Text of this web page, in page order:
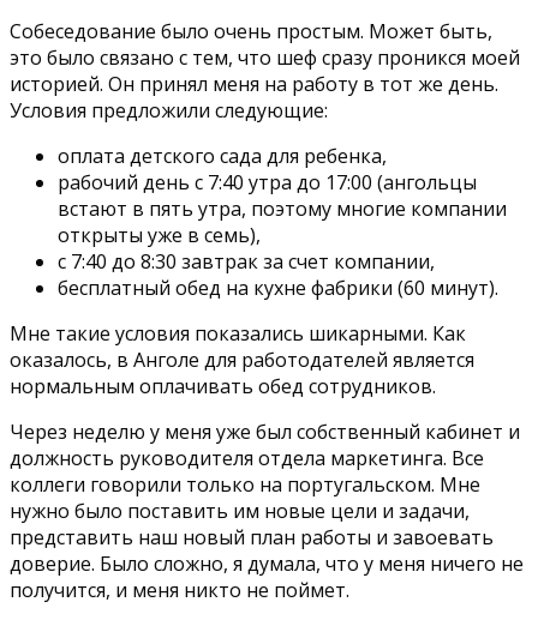
Собеседование было очень простым. Может быть,
это было связано с тем, что шеф сразу проникся моей
историей. Он принял меня на работу в тот же день.
Условия предложили следующие:
оплата детского сада для ребенка,
рабочий день с 7:40 утра до 17:00 (ангольцы
встают в пять утра, поэтому многие компании
открыты уже в семь),
с 7:40 до 8:30 завтрак за счет компании,
бесплатный обед на кухне фабрики (60 минут).
Мне такие условия показались шикарными. Как
оказалось, в Анголе для работодателей является
нормальным оплачивать обед сотрудников.
Через неделю у меня уже был собственный кабинет и
должность руководителя отдела маркетинга. Все
коллеги говорили только на португальском. Мне
нужно было поставить им новые цели и задачи,
представить наш новый план работы и завоевать
доверие. Было сложно, я думала, что у меня ничего не
получится, и меня никто не поймет.